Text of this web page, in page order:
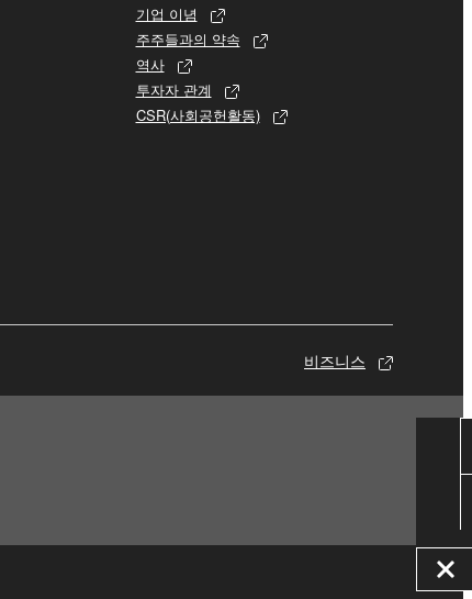
기업 이념
주주들과의 약속
역사
투자자 관계
CSR(사회공헌활동)
비즈니스